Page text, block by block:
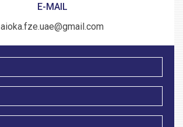
E-MAIL
aioka.fze.uae@gmail.com